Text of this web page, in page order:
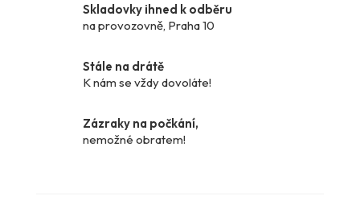
Skladovky ihned k odběru
na provozovně, Praha 10
Stále na drátě
K nám se vždy dovoláte!
Zázraky na počkání,
nemožné obratem!